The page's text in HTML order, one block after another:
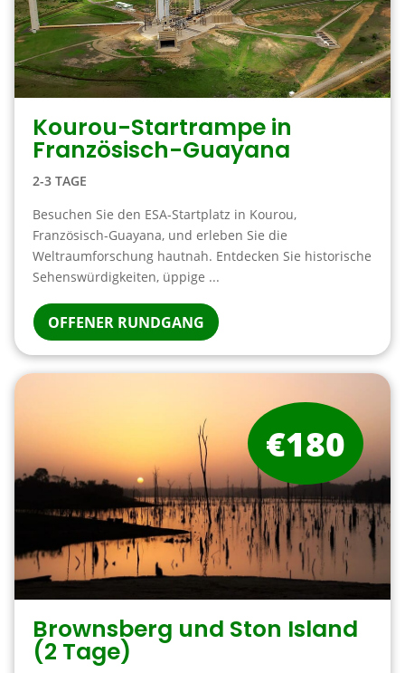
Kourou-Startrampe in
Französisch-Guayana
2-3 TAGE
Besuchen Sie den ESA-Startplatz in Kourou,
Französisch-Guayana, und erleben Sie die
Weltraumforschung hautnah. Entdecken Sie historische
Sehenswürdigkeiten, üppige ...
OFFENER RUNDGANG
Brownsberg und Ston Island
(2 Tage)
€180